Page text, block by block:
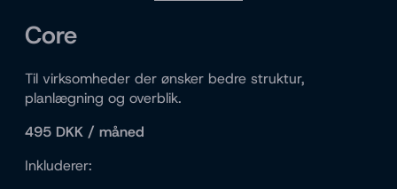
Core
Til virksomheder der ønsker bedre struktur,
planlægning og overblik.
495 DKK / måned
Inkluderer: